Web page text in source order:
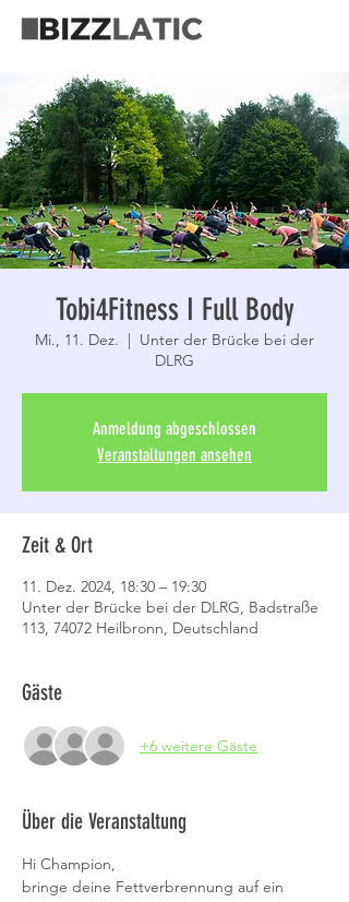
Tobi4Fitness I Full Body
Mi., 11. Dez.
  |
Unter der Brücke bei der
DLRG
Anmeldung abgeschlossen
Veranstaltungen ansehen
Zeit & Ort
11. Dez. 2024, 18:30 – 19:30
Unter der Brücke bei der DLRG, Badstraße
113, 74072 Heilbronn, Deutschland
Gäste
+6 weitere Gäste
Über die Veranstaltung
Hi Champion,
bringe deine Fettverbrennung auf ein